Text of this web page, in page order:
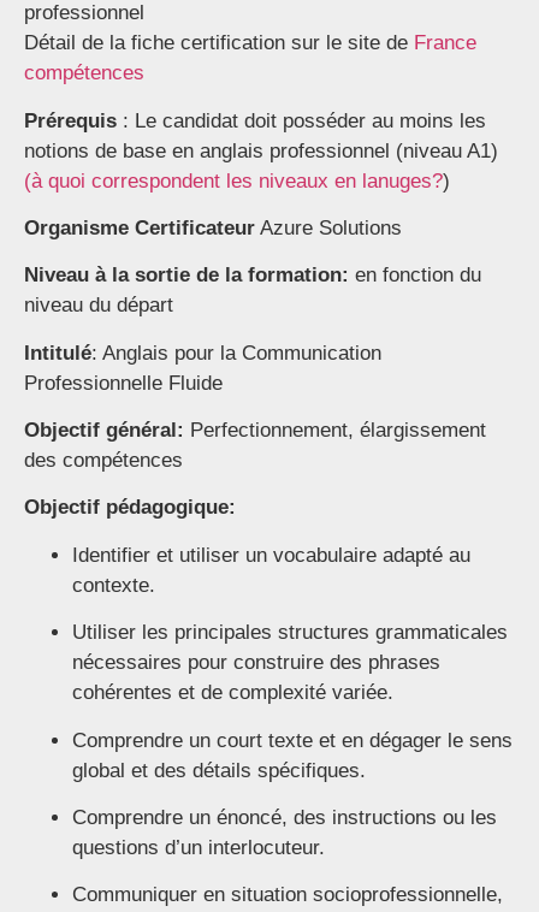
professionnel
Détail de la fiche certification sur le site de France
compétences
Prérequis : Le candidat doit posséder au moins les
notions de base en anglais professionnel (niveau A1)
(à quoi correspondent les niveaux en lanuges?)
Organisme Certificateur Azure Solutions
Niveau à la sortie de la formation: en fonction du
niveau du départ
Intitulé: Anglais pour la Communication
Professionnelle Fluide
Objectif général: Perfectionnement, élargissement
des compétences
Objectif pédagogique:
Identifier et utiliser un vocabulaire adapté au
contexte.
Utiliser les principales structures grammaticales
nécessaires pour construire des phrases
cohérentes et de complexité variée.
Comprendre un court texte et en dégager le sens
global et des détails spécifiques.
Comprendre un énoncé, des instructions ou les
questions d’un interlocuteur.
Communiquer en situation socioprofessionnelle,